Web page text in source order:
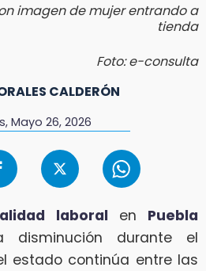
imagen de mujer entrando a
tienda
Foto: e-consulta
CALDERÓN
Mayo 26, 2026
laboral en Puebla
disminución durante el
estado continúa entre las